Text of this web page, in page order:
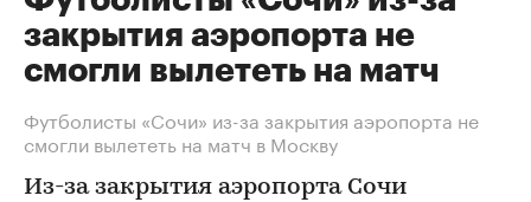
закрытия аэропорта не
смогли вылететь на матч
Футболисты «Сочи» из-за закрытия аэропорта не
смогли вылететь на матч в Москву
Из-за закрытия аэропорта Сочи